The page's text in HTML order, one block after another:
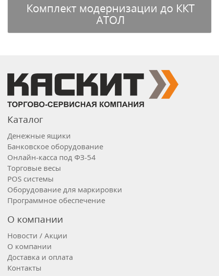
Комплект модернизации до ККТ
АТОЛ
Каталог
Денежные ящики
Банковское оборудование
Онлайн-касса под ФЗ-54
Торговые весы
POS системы
Оборудование для маркировки
Программное обеспечение
О компании
Новости / Акции
О компании
Доставка и оплата
Контакты